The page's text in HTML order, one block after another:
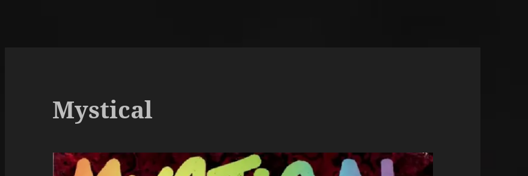
Mystical